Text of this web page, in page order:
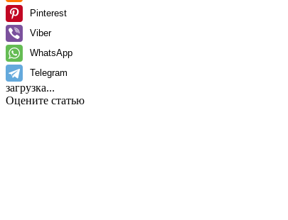
Pinterest
Viber
WhatsApp
Telegram
загрузка...
Оцените статью